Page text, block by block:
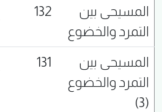
المسيحى بين
التمرد والخضوع
132
المسيحى بين
التمرد والخضوع
(3)
131